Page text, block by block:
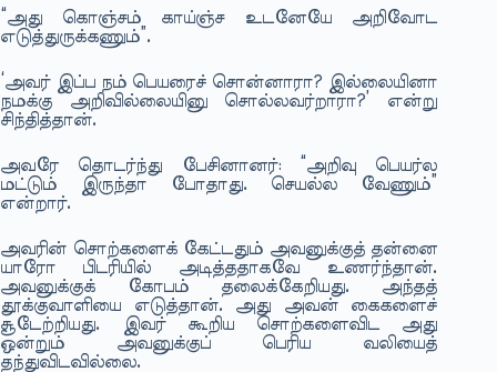
“அது கொஞ்சம் காய்ஞ்ச உடனேயே அறிவோட
எடுத்துருக்கணும்”.
‘அவர் இப்ப நம் பெயரைச் சொன்னாரா? இல்லையினா
நமக்கு அறிவில்லையினு சொல்லவர்றாரா?’ என்று
சிந்தித்தான்.
அவரே தொடர்ந்து பேசினானர்: “அறிவு பெயர்ல
மட்டும் இருந்தா போதாது. செயல்ல வேணும்”
என்றார்.
அவரின் சொற்களைக் கேட்டதும் அவனுக்குத் தன்னை
யாரோ பிடரியில் அடித்ததாகவே உணர்ந்தான்.
அவனுக்குக் கோபம் தலைக்கேறியது. அந்தத்
தூக்குவாளியை எடுத்தான். அது அவன் கைகளைச்
சூடேற்றியது. இவர் கூறிய சொற்களைவிட அது
ஒன்றும் அவனுக்குப் பெரிய வலியைத்
தந்துவிடவில்லை.